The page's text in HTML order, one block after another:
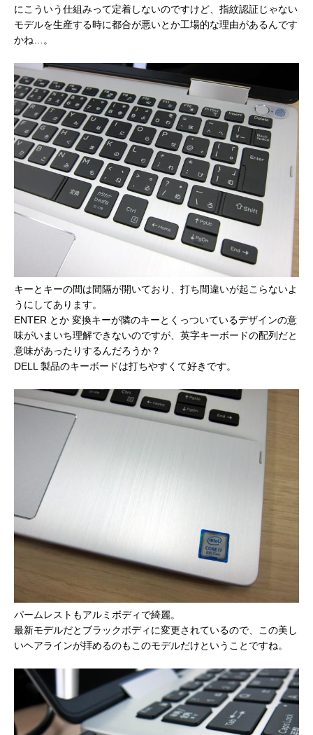
にこういう仕組みって定着しないのですけど、指紋認証じゃない
モデルを生産する時に都合が悪いとか工場的な理由があるんです
かね…。
キーとキーの間は間隔が開いており、打ち間違いが起こらないよ
うにしてあります。
ENTER とか 変換キーが隣のキーとくっついているデザインの意
味がいまいち理解できないのですが、英字キーボードの配列だと
意味があったりするんだろうか？
DELL 製品のキーボードは打ちやすくて好きです。
パームレストもアルミボディで綺麗。
最新モデルだとブラックボディに変更されているので、この美し
いヘアラインが拝めるのもこのモデルだけということですね。